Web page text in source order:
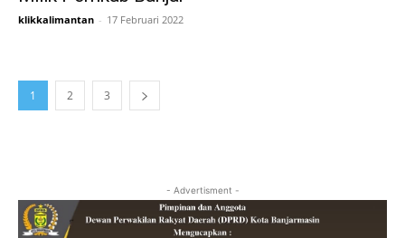
klikkalimantan - 17 Februari 2022
1 2 3
- Advertisment -